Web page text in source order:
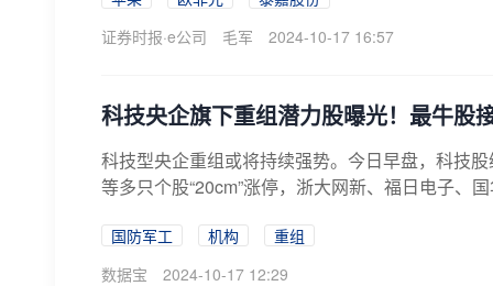
证券时报·e公司
毛军 2024-10-17 16:57
科技央企旗下重组潜力股曝光！最牛股
科技型央企重组或将持续强势。今日早盘，科技
等多只个股“20cm”涨停，浙大网新、福日电子、
国防军工 机构
重组
数据宝
2024-10-17 12:29